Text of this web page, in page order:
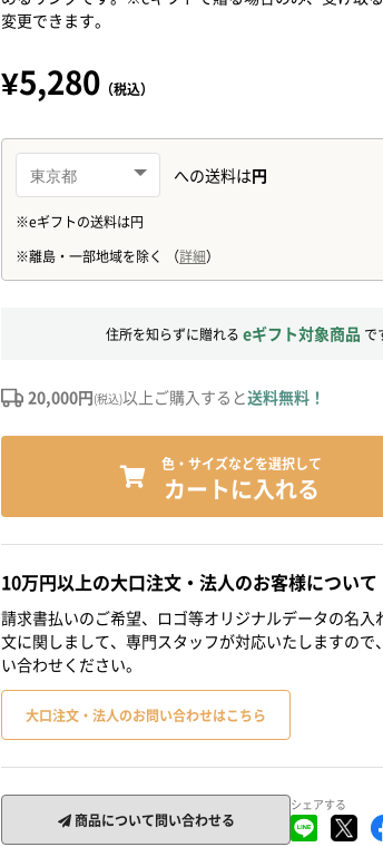
変更できます。
¥5,280 （税込）
住所を知らずに贈れる eギフト対象商品 で
20,000円(税込)以上ご購入すると送料無料！
色・サイズなどを選択して
カートに入れる
10万円以上の大口注文・法人のお客様について
請求書払いのご希望、ロゴ等オリジナルデータの名入
文に関しまして、専門スタッフが対応いたしますので
い合わせください。
大口注文・法人のお問い合わせはこちら
商品について問い合わせる
シェアする